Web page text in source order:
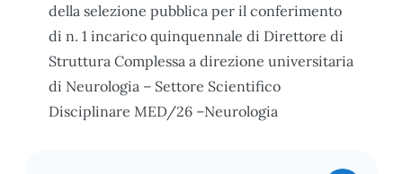
della selezione pubblica per il conferimento
di n. 1 incarico quinquennale di Direttore di
Struttura Complessa a direzione universitaria
di Neurologia – Settore Scientifico
Disciplinare MED/26 –Neurologia